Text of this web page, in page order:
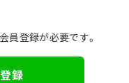
員登録が必要です。
録